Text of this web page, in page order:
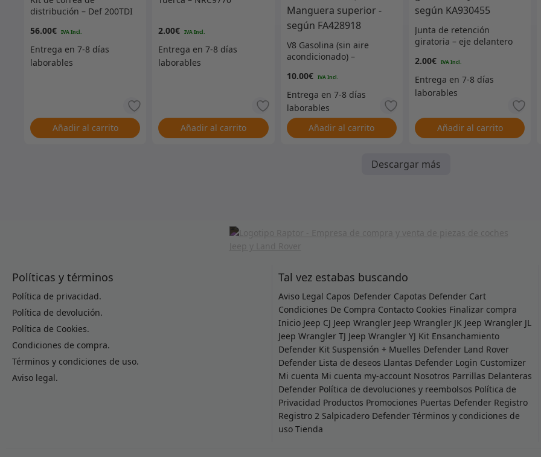
distribución – Def 200TDI
56.00€
Añadir al carrito
2.00€
Añadir al carrito
V8 Gasolina (sin aire
acondicionado) –
según FA428918
10.00€
Añadir al carrito
Junta de retención
giratoria – eje delantero
2.00€
Añadir al carrito
Descargar más
Políticas y términos
Política de privacidad.
Política de devolución.
Política de Cookies.
Condiciones de compra.
Términos y condiciones de uso.
Aviso legal.
Tal vez estabas buscando
Aviso Legal Capos Defender Capotas Defender Cart
Condiciones De Compra Contacto Cookies Finalizar compra
Inicio Jeep CJ Jeep Wrangler Jeep Wrangler JK Jeep Wrangler JL
Jeep Wrangler TJ Jeep Wrangler YJ Kit Ensanchamiento
Defender Kit Suspensión + Muelles Defender Land Rover
Defender Lista de deseos Llantas Defender Login Customizer
Mi cuenta Mi cuenta my-account Nosotros Parrillas Delanteras
Defender Política de devoluciones y reembolsos Política de
Privacidad Productos Promociones Puertas Defender Registro
Registro 2 Salpicadero Defender Términos y condiciones de
uso Tienda